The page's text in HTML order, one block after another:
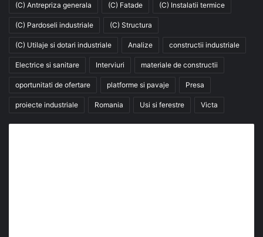
(C) Antrepriza generala (C) Fatade (C) Instalatii termice
(C) Pardoseli industriale (C) Structura
(C) Utilaje si dotari industriale Analize constructii industriale
Electrice si sanitare Interviuri materiale de constructii
oportunitati de ofertare platforme si pavaje Presa
proiecte industriale Romania Usi si ferestre Victa